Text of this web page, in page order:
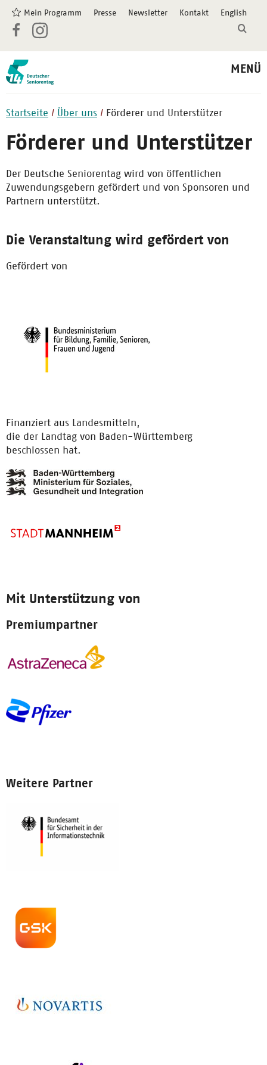
Mein Programm Presse Newsletter Kontakt English
MENÜ
Startseite Über uns Förderer und Unterstützer
Förderer und Unterstützer
Der Deutsche Seniorentag wird von öffentlichen
Zuwendungsgebern gefördert und von Sponsoren und
Partnern unterstützt.
Die Veranstaltung wird gefördert von
Gefördert von
Finanziert aus Landesmitteln,
die der Landtag von Baden-Württemberg
beschlossen hat.
Mit Unterstützung von
Premiumpartner
Weitere Partner